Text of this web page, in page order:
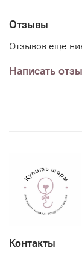
Отзывы
Отзывов еще
Написать
Контакты